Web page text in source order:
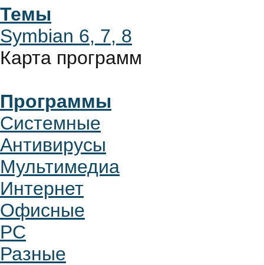
Темы
Symbian 6, 7, 8
Карта программ
Программы
Системные
Антивирусы
Мультимедиа
Интернет
Офисные
PC
Разные